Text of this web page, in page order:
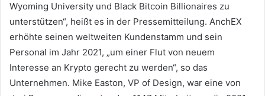
Wyoming University und Black Bitcoin Billionaires zu
unterstützen“, heißt es in der Pressemitteilung. AnchEX
erhöhte seinen weltweiten Kundenstamm und sein
Personal im Jahr 2021, „um einer Flut von neuem
Interesse an Krypto gerecht zu werden“, so das
Unternehmen. Mike Easton, VP of Design, war eine von